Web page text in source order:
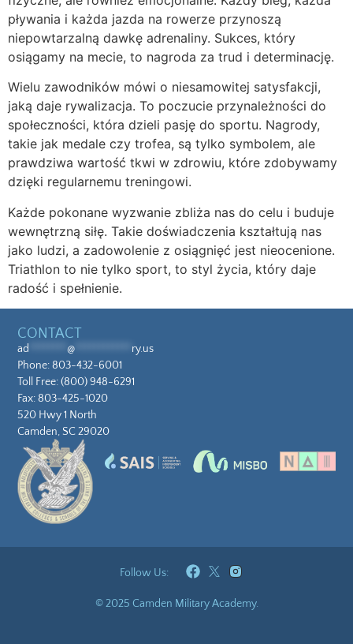
pływania i każda jazda na rowerze przynoszą
niepowtarzalną dawkę adrenaliny. Sukces, który
osiągamy na mecie, to nagroda za trud i determinację.
Wielu zawodników mówi o niesamowitej satysfakcji,
jaką daje rywalizacja. To poczucie przynależności do
społeczności, która dzieli pasję do sportu. Nagrody,
takie jak medale czy trofea, są tylko symbolem, ale
prawdziwa wartość tkwi w zdrowiu, które zdobywamy
dzięki regularnemu treningowi.
Każde pokonane wyzwanie zbliża nas do celu i buduje
wewnętrzną siłę. Takie doświadczenia kształtują nas
jako ludzi, a zadowolenie z osiągnięć jest nieocenione.
Triathlon to nie tylko sport, to styl życia, który daje
radość i spełnienie.
CONTACT
ad ********@
ry.us
Phone:803-432-6001
Toll Free:(800) 948-6291
Fax: 803-425-1020
520 Hwy 1 North
Camden, SC 29020
Follow Us:
© 2025 Camden Military Academy.